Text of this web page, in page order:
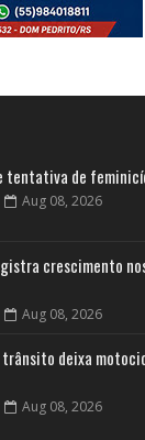
tentativa de
Aug 08, 2026
crescimento
Aug 08, 2026
deixa
Aug 08, 2026